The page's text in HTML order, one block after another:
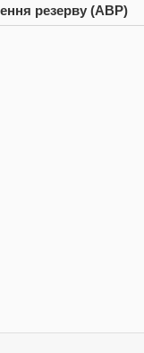
резерву (АВР)